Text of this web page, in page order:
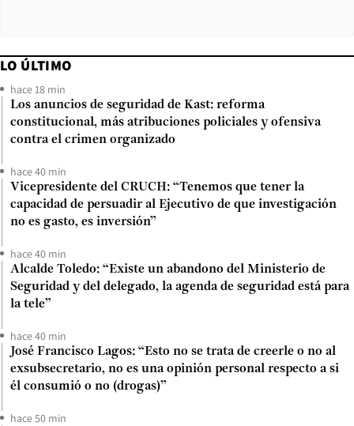
LO ÚLTIMO
hace 18 min
Los anuncios de seguridad de Kast: reforma
constitucional, más atribuciones policiales y ofensiva
contra el crimen organizado
hace 40 min
Vicepresidente del CRUCH: “Tenemos que tener la
capacidad de persuadir al Ejecutivo de que investigación
no es gasto, es inversión”
hace 40 min
Alcalde Toledo: “Existe un abandono del Ministerio de
Seguridad y del delegado, la agenda de seguridad está para
la tele”
hace 40 min
José Francisco Lagos: “Esto no se trata de creerle o no al
exsubsecretario, no es una opinión personal respecto a si
él consumió o no (drogas)”
hace 50 min